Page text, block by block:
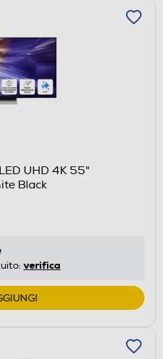
UHD 4K 55"
Black
verifica